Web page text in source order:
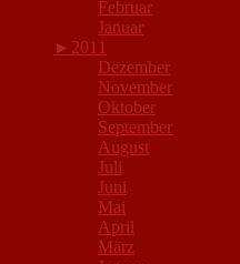
Februar
Januar
► 2011
Dezember
November
Oktober
September
August
Juli
Juni
Mai
April
März